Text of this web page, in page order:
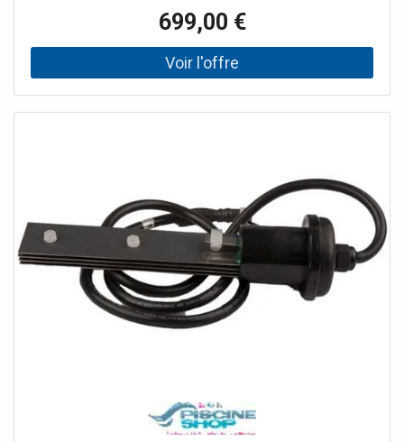
699,00 €